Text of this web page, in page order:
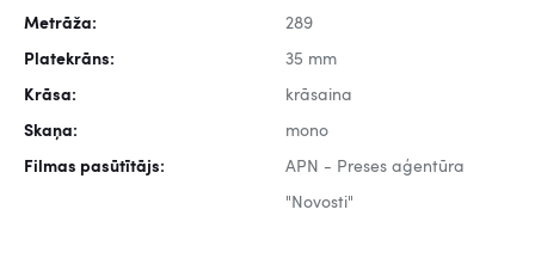
Metrāža: 289
Platekrāns: 35 mm
Krāsa: krāsaina
Skaņa: mono
Filmas pasūtītājs: APN - Preses aģentūra
"Novosti"